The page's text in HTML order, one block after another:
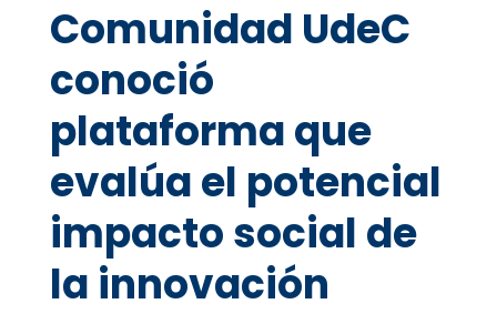
Comunidad UdeC
conoció
plataforma que
evalúa el potencial
impacto social de
la innovación